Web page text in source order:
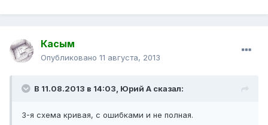
Касым
Опубликовано 11 августа, 2013
В 11.08.2013 в 14:03, Юрий А сказал:
3-я схема кривая, с ошибками и не полная.